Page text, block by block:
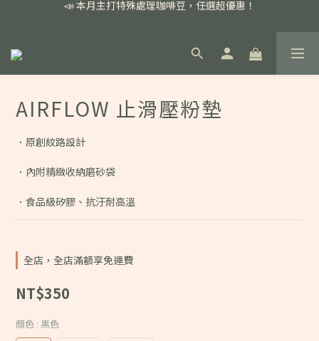
📣 📣 新加入會員即享百元購物金，消費滿額再享免運費！
📣 本月主打特殊處理咖啡豆，任選超優惠！
AIRFLOW 止滑壓粉墊
．原創紋路設計
．內附精緻收納磨砂袋
．食品級矽膠、抗汙耐高溫
全店，全店滿額享免運費
NT$350
顏色 : 黑色